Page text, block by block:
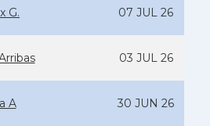
G. 07 JUL 26
03 JUL 26
A 30 JUN 26